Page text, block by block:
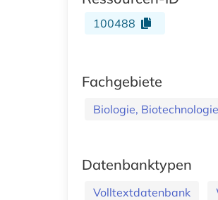
100488
Fachgebiete
Biologie, Biotechnologie
Datenbanktypen
Volltextdatenbank